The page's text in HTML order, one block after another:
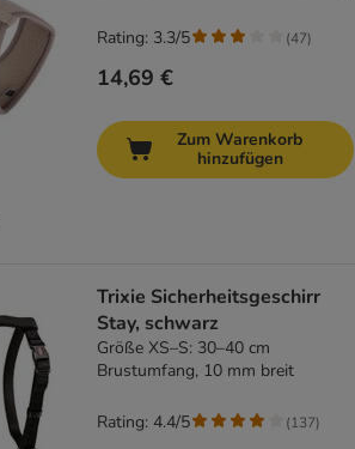
14,69 €
Rating: 3.3/5 (47)
Zum Warenkorb
hinzufügen
Trixie Sicherheitsgeschirr
Stay, schwarz
Größe XS–S: 30–40 cm
Brustumfang, 10 mm breit
Rating: 4.4/5 (137)